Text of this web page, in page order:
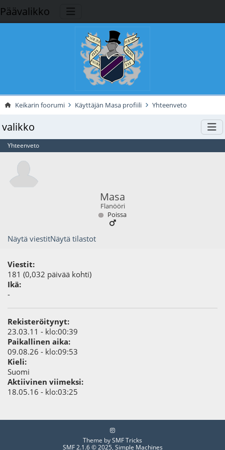
Päävalikko
Keikarin foorumi Käyttäjän Masa profiili Yhteenveto
valikko
Yhteenveto
Masa
Flanööri
Poissa
Näytä viestitNäytä tilastot
Viestit:
181 (0,032 päivää kohti)
Ikä:
-
Rekisteröitynyt:
23.03.11 - klo:00:39
Paikallinen aika:
09.08.26 - klo:09:53
Kieli:
Suomi
Aktiivinen viimeksi:
18.05.16 - klo:03:25
Theme bySMF Tricks
SMF 2.1.6 © 2025, Simple Machines